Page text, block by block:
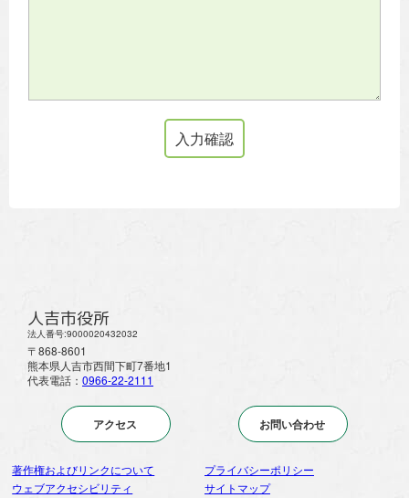
人吉市役所
法人番号:9000020432032
〒868-8601
熊本県人吉市西間下町7番地1
代表電話： 0966-22-2111
アクセス お問い合わせ
著作権およびリンクについて
プライバシーポリシー
ウェブアクセシビリティ
サイトマップ